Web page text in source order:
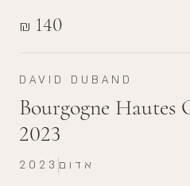
₪ 140
DAVID DUBAND
Bourgogne Hautes
2023
2023 אדום